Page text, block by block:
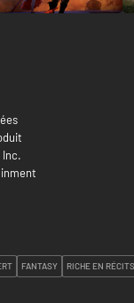
Inc.
FANTASY RICHE EN RÉCITS